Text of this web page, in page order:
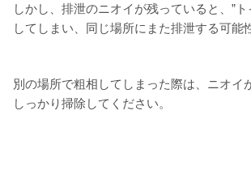
しかし、排泄のニオイが残っていると、”
してしまい、同じ場所にまた排泄する可能
別の場所で粗相してしまった際は、ニオイ
しっかり掃除してください。